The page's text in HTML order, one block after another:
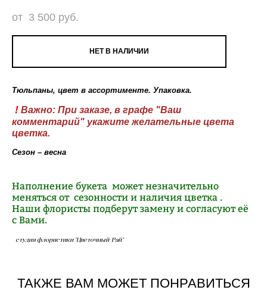
от 3 500 pуб.
НЕТ В НАЛИЧИИ
Тюльпаны, цвет в ассортименте. Упаковка.
! Важно: При заказе, в графе "Ваш
комментарий" укажите желательные цвета
цветка.
Сезон – весна
Наполнение букета может незначительно
меняться от сезонности и наличия цветка .
Наши флористы подберут замену и согласуют её
с Вами.
студия флористики "Цветочный Рай"
ТАКЖЕ ВАМ МОЖЕТ ПОНРАВИТЬСЯ